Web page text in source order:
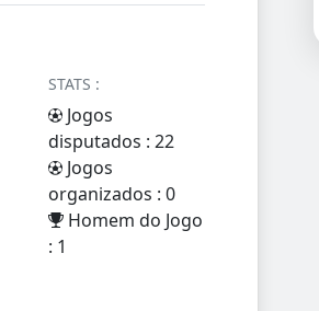
STATS :
Jogos
disputados : 22
Jogos
organizados : 0
Homem do Jogo
: 1